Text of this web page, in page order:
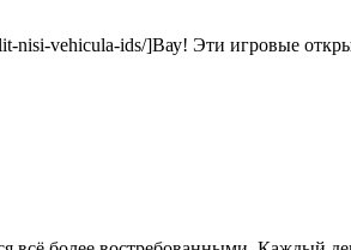
nisi-vehicula-ids/]Вау! Эти игровые